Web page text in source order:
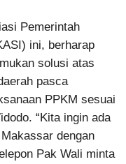
Pemerintah
ini, berharap
solusi atas
pasca
PPKM sesuai
“Kita ingin ada
dengan
Pak Wali minta